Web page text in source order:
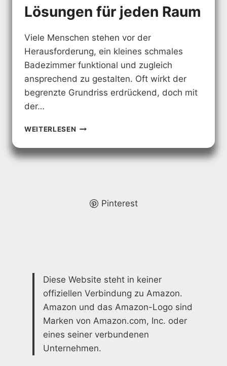
Lösungen für jeden Raum
Viele Menschen stehen vor der
Herausforderung, ein kleines schmales
Badezimmer funktional und zugleich
ansprechend zu gestalten. Oft wirkt der
begrenzte Grundriss erdrückend, doch mit
der…
WEITERLESEN KLEINES
BADEZIMMER:
KREATIVE
RAUM Pinterest
Diese Website steht in keiner
offiziellen Verbindung zu Amazon.
Amazon und das Amazon-Logo sind
Marken von Amazon.com, Inc. oder
eines seiner verbundenen
Unternehmen.